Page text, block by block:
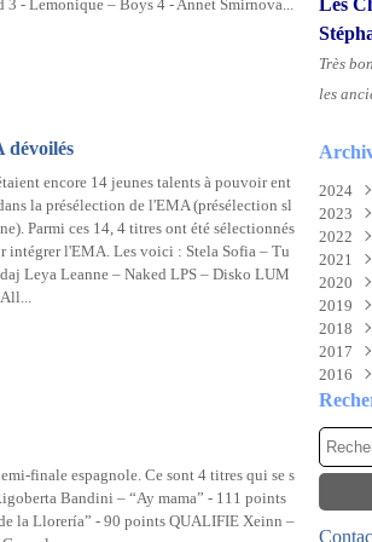
3 - Lemonique – Boys 4 - Annet Smirnova...
dévoilés
encore 14 jeunes talents à pouvoir ent
la présélection de l'EMA (présélection sl
Parmi ces 14, 4 titres ont été sélectionnés
intégrer l'EMA. Les voici : Stela Sofia – Tu
Leya Leanne – Naked LPS – Disko LUM
finale espagnole. Ce sont 4 titres qui se s
Bandini – “Ay mama” - 111 points
la Llorería” - 90 points QUALIFIE Xeinn –
Les
Très
les
2024
Août
Juin
Mai
2023
2022
Mai
Mars
2021
Août
2020
Mai
2019
Mai
2018
Mai
2017
Juin
Mai
2016
Juin